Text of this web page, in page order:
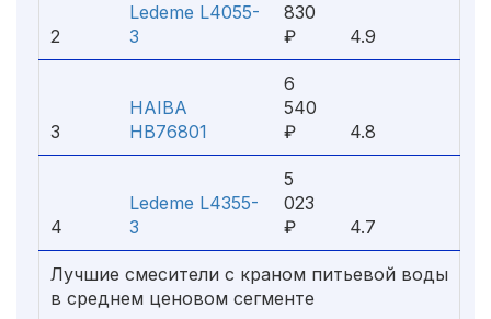
2
Ledeme L4055-
3
830
₽
4.9
3
HAIBA
HB76801
6
540
₽
4.8
4
Ledeme L4355-
3
5
023
₽
4.7
Лучшие смесители с краном питьевой воды
в среднем ценовом сегменте